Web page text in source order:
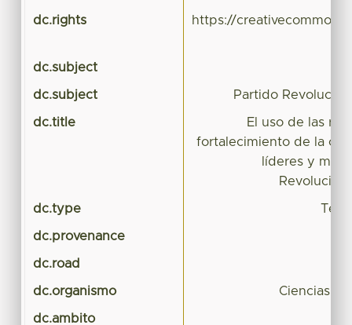
dc.rights https://
dc.subject
dc.subject Partido
dc.title
El uso de las
fortalecimiento de la
líderes y
dc.type
dc.provenance
dc.road
dc.organismo Ciencias
dc.ambito